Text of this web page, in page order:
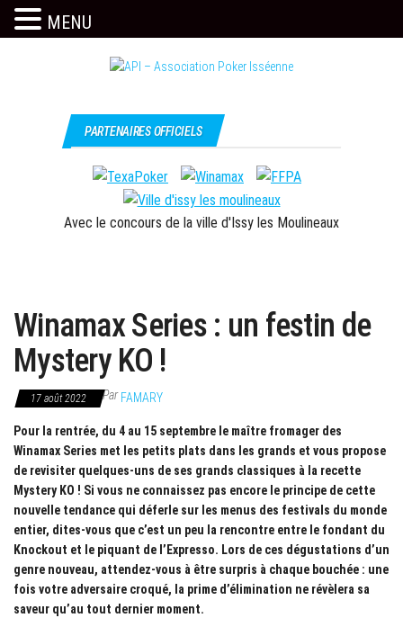
Association
Isséenne
c'est
l'API
PARTENAIRES OFFICIELS
Avec le concours de la ville d'Issy les Moulineaux
Winamax Series : un festin de
Mystery KO !
17 août 2022 ParFAMARY
Pour la rentrée, du 4 au 15 septembre le maître fromager des
Winamax Series met les petits plats dans les grands et vous propose
de revisiter quelques-uns de ses grands classiques à la recette
Mystery KO ! Si vous ne connaissez pas encore le principe de cette
nouvelle tendance qui déferle sur les menus des festivals du monde
entier, dites-vous que c’est un peu la rencontre entre le fondant du
Knockout et le piquant de l’Expresso. Lors de ces dégustations d’un
genre nouveau, attendez-vous à être surpris à chaque bouchée : une
fois votre adversaire croqué, la prime d’élimination ne révèlera sa
saveur qu’au tout dernier moment.
MENU